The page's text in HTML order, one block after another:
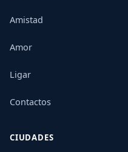
Amistad
Amor
Ligar
Contactos
CIUDADES